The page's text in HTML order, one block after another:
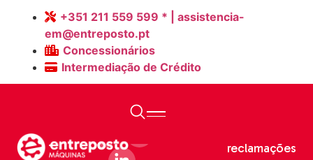
+351 211 559 599 * | assistencia-
em@entreposto.pt
Concessionários
Intermediação de Crédito
E.M. Serviços
Centrais
reclamações